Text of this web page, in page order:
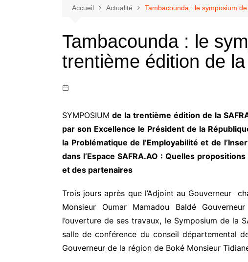
Accueil Actualité Tambacounda : le symposium
Tambacounda : le
trentième édition de
SYMPOSIUM de la trentième édition de la
par son Excellence le Président de la
la Problématique de l’Employabilité et de
dans l’Espace SAFRA.AO : Quelles
et des partenaires
Trois jours après que l’Adjoint au Gouverneur
Monsieur Oumar Mamadou Baldé
l’ouverture de ses travaux, le Symposium de la
salle de conférence du conseil départemental
Gouverneur de la région de Boké Monsieur